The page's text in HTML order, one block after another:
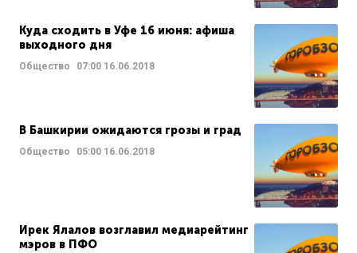
Куда сходить в Уфе 16 июня: афиша
выходного дня
Общество 07:00 16.06.2018
В Башкирии ожидаются грозы и град
Общество 05:00 16.06.2018
Ирек Ялалов возглавил медиарейтинг
мэров в ПФО